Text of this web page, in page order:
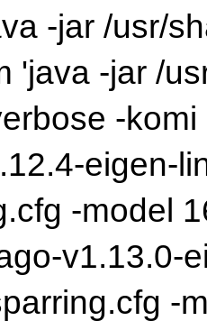
-jar /usr/
'java -jar /
-
eigen-
-model
v1.13.0-
-